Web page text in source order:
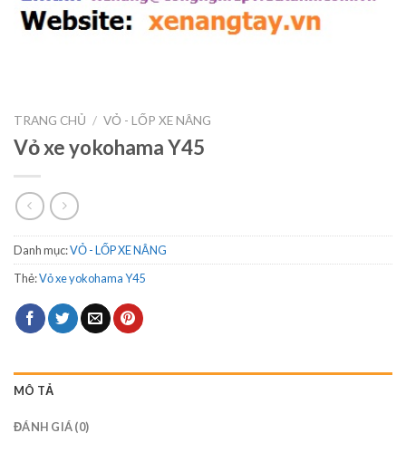
TRANG CHỦ / VỎ - LỐP XE NÂNG
Vỏ xe yokohama Y45
Danh mục:VỎ - LỐP XE NÂNG
Thẻ:Vỏ xe yokohama Y45
MÔ TẢ
ĐÁNH GIÁ (0)